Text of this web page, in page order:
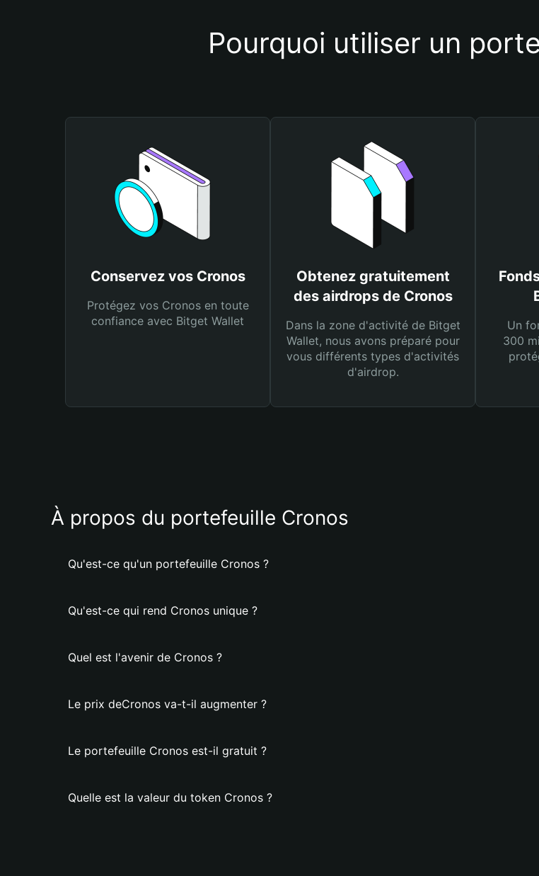
Pourquoi utiliser un
Conservez vos Cronos
Protégez vos Cronos en toute
confiance avec Bitget Wallet
Obtenez gratuitement
des airdrops de Cronos
Dans la zone d'activité de Bitget
Wallet, nous avons préparé pour
vous différents types d'activités
d'airdrop.
Un
300
À propos du portefeuille Cronos
Qu'est-ce qu'un portefeuille Cronos ?
Qu'est-ce qui rend Cronos unique ?
Quel est l'avenir de Cronos ?
Le prix deCronos va-t-il augmenter ?
Le portefeuille Cronos est-il gratuit ?
Quelle est la valeur du token Cronos ?